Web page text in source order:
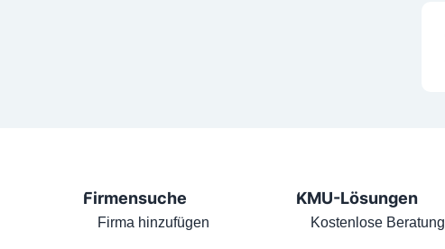
Firmensuche
Firma hinzufügen
KMU-Lösungen
Kostenlose Beratung